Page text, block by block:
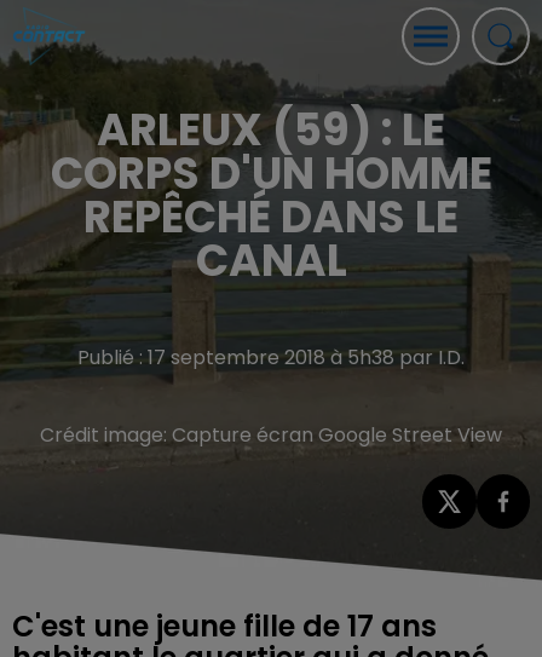
ARLEUX (59) : LE
CORPS D'UN HOMME
REPÊCHÉ DANS LE
CANAL
Publié : 17 septembre 2018 à 5h38 par I.D.
Crédit image: Capture écran Google Street View
C'est une jeune fille de 17 ans